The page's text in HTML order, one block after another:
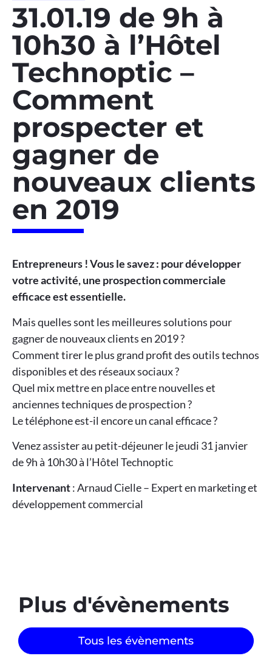
31.01.19 de 9h à
10h30 à l’Hôtel
Technoptic –
Comment
prospecter et
gagner de
nouveaux clients
en 2019
Entrepreneurs ! Vous le savez : pour développer
votre activité, une prospection commerciale
efficace est essentielle.
Mais quelles sont les meilleures solutions pour
gagner de nouveaux clients en 2019 ?
Comment tirer le plus grand profit des outils technos
disponibles et des réseaux sociaux ?
Quel mix mettre en place entre nouvelles et
anciennes techniques de prospection ?
Le téléphone est-il encore un canal efficace ?
Venez assister au petit-déjeuner le jeudi 31 janvier
de 9h à 10h30 à l’Hôtel Technoptic
Intervenant: Arnaud Cielle – Expert en marketing et
développement commercial
Plus d'évènements​
Tous les évènements